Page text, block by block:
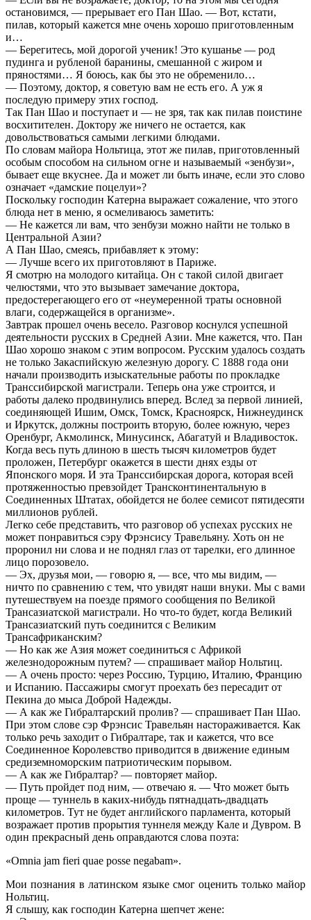
остановимся, — прерывает его Пан Шао. — Вот, кстати,
пилав, который кажется мне очень хорошо приготовленным
и…
— Берегитесь, мой дорогой ученик! Это кушанье — род
пудинга и рубленой баранины, смешанной с жиром и
пряностями… Я боюсь, как бы это не обременило…
— Поэтому, доктор, я советую вам не есть его. А уж я
последую примеру этих господ.
Так Пан Шао и поступает и — не зря, так как пилав поистине
восхитителен. Доктору же ничего не остается, как
довольствоваться самыми легкими блюдами.
По словам майора Нольтица, этот же пилав, приготовленный
особым способом на сильном огне и называемый «зенбузи»,
бывает еще вкуснее. Да и может ли быть иначе, если это слово
означает «дамские поцелуи»?
Поскольку господин Катерна выражает сожаление, что этого
блюда нет в меню, я осмеливаюсь заметить:
— Не кажется ли вам, что зенбузи можно найти не только в
Центральной Азии?
А Пан Шао, смеясь, прибавляет к этому:
— Лучше всего их приготовляют в Париже.
Я смотрю на молодого китайца. Он с такой силой двигает
челюстями, что это вызывает замечание доктора,
предостерегающего его от «неумеренной траты основной
влаги, содержащейся в организме».
Завтрак прошел очень весело. Разговор коснулся успешной
деятельности русских в Средней Азии. Мне кажется, что. Пан
Шао хорошо знаком с этим вопросом. Русским удалось создать
не только Закаспийскую железную дорогу. С 1888 года они
начали производить изыскательные работы по прокладке
Транссибирской магистрали. Теперь она уже строится, и
работы далеко продвинулись вперед. Вслед за первой линией,
соединяющей Ишим, Омск, Томск, Красноярск, Нижнеудинск
и Иркутск, должны построить вторую, более южную, через
Оренбург, Акмолинск, Минусинск, Абагатуй и Владивосток.
Когда весь путь длиною в шесть тысяч километров будет
проложен, Петербург окажется в шести днях езды от
Японского моря. И эта Транссибирская дорога, которая всей
протяженностью превзойдет Трансконтинентальную в
Соединенных Штатах, обойдется не более семисот пятидесяти
миллионов рублей.
Легко себе представить, что разговор об успехах русских не
может понравиться сэру Фрэнсису Травельяну. Хоть он не
проронил ни слова и не поднял глаз от тарелки, его длинное
лицо порозовело.
— Эх, друзья мои, — говорю я, — все, что мы видим, —
ничто по сравнению с тем, что увидят наши внуки. Мы с вами
путешествуем на поезде прямого сообщения по Великой
Трансазиатской магистрали. Но что-то будет, когда Великий
Трансазиатский путь соединится с Великим
Трансафриканским?
— Но как же Азия может соединиться с Африкой
железнодорожным путем? — спрашивает майор Нольтиц.
— А очень просто: через Россию, Турцию, Италию, Францию
и Испанию. Пассажиры смогут проехать без пересадит от
Пекина до мыса Доброй Надежды.
— А как же Гибралтарский пролив? — спрашивает Пан Шао.
При этом слове сэр Фрэнсис Травельян настораживается. Как
только речь заходит о Гибралтаре, так и кажется, что все
Соединенное Королевство приводится в движение единым
средиземноморским патриотическим порывом.
— А как же Гибралтар? — повторяет майор.
— Путь пройдет под ним, — отвечаю я. — Что может быть
проще — туннель в каких-нибудь пятнадцать-двадцать
километров. Тут не будет английского парламента, который
возражает против прорытия туннеля между Кале и Дувром. В
один прекрасный день оправдаются слова поэта:
«Omnia jam fieri quae posse negabam».
Мои познания в латинском языке смог оценить только майор
Нольтиц.
Я слышу, как господин Катерна шепчет жене: